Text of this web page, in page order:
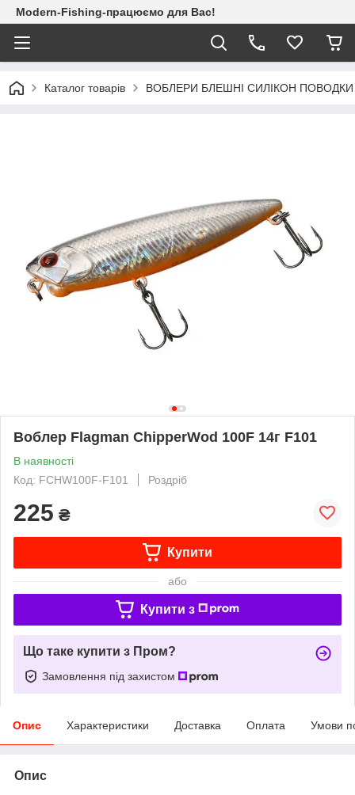
Modern-Fishing-працюємо для Вас!
Каталог товарів ВОБЛЕРИ БЛЕШНІ СИЛІКОН
Воблер Flagman ChipperWod 100F 14г F101
В наявності
Код: FCHW100F-F101
Роздріб
225 ₴
Купити
або
Купити з
Що таке купити з Пром?
Замовлення під захистом
Опис Характеристики Доставка Оплата Умови
Опис